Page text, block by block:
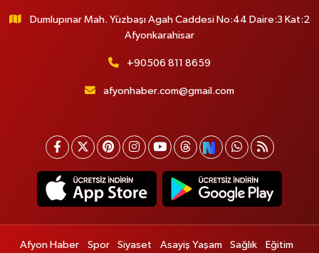
Dumlupınar Mah. Yüzbaşı Agah Caddesi No:44 Daire:3 Kat:2
Afyonkarahisar
+90506 811 8659
afyonhaber.com@gmail.com
Afyon Haber Spor Siyaset Asayiş Yaşam Sağlık Eğitim